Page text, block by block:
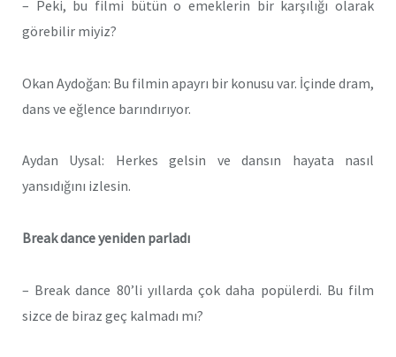
– Peki, bu filmi bütün o emeklerin bir karşılığı olarak
görebilir miyiz?
Okan Aydoğan: Bu filmin apayrı bir konusu var. İçinde dram,
dans ve eğlence barındırıyor.
Aydan Uysal: Herkes gelsin ve dansın hayata nasıl
yansıdığını izlesin.
Break dance yeniden parladı
– Break dance 80’li yıllarda çok daha popülerdi. Bu film
sizce de biraz geç kalmadı mı?